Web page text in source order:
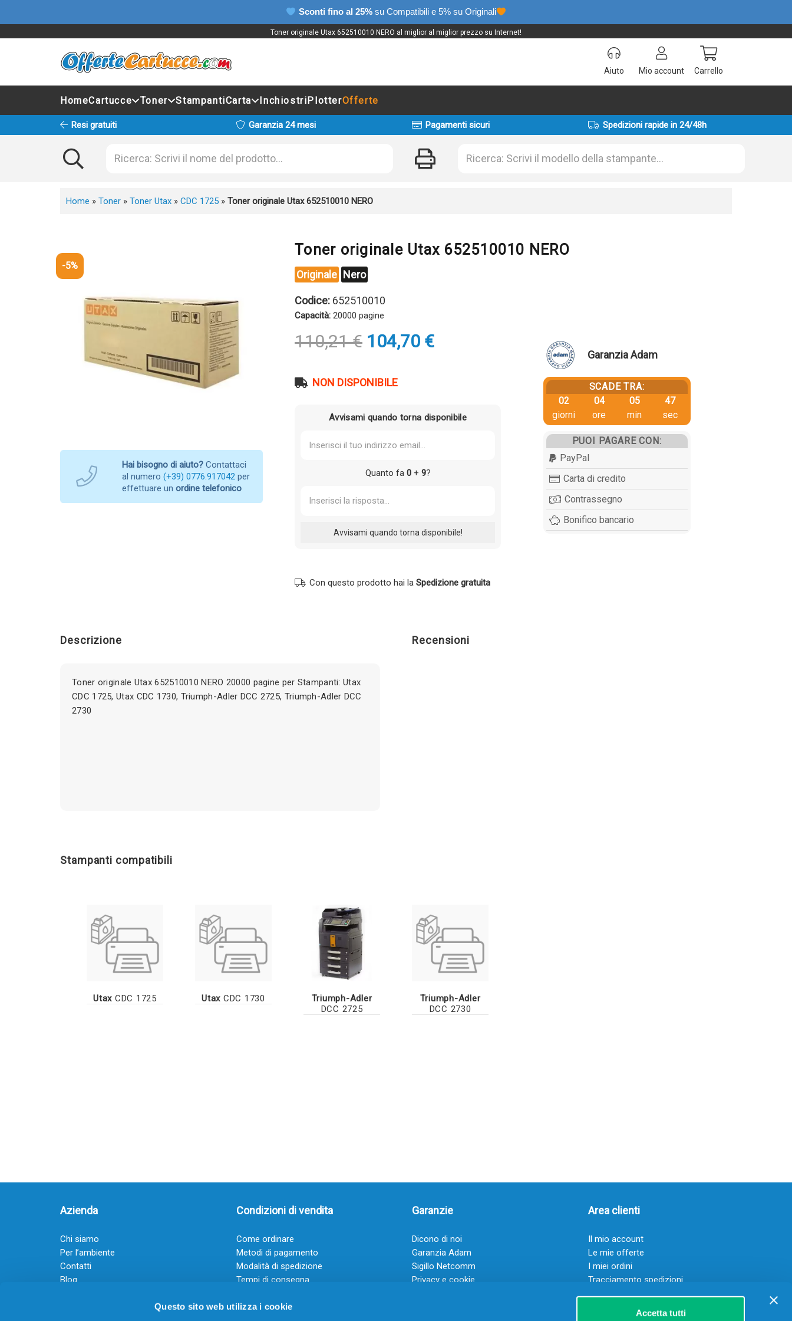
Questo sito web utilizza i cookie
Accetta tutti
Sconti fino al 25% su Compatibili e 5% su Originali
Toner originale Utax 652510010 NERO al miglior al miglior prezzo su Internet!
Aiuto Mio account Carrello
HomeCartucce Toner StampantiCarta InchiostriPlotterOfferte
Resi gratuiti Garanzia 24 mesi Pagamenti sicuri Spedizioni rapide in 24/48h
Home » Toner » Toner Utax » CDC 1725 » Toner originale Utax 652510010 NERO
-5%
Hai bisogno di aiuto? Contattaci
al numero (+39) 0776.917042 per
effettuare un ordine telefonico
Toner originale Utax 652510010 NERO
Originale Nero
Codice: 652510010
Capacità: 20000 pagine
110,21€ Il
prezzo
era:
104,70 €Il
NON DISPONIBILE
Avvisami quando torna disponibile
Quanto fa 0+ 9?
Con questo prodotto hai la Spedizione gratuita
Garanzia Adam
SCADE TRA:
02
giorni
04
ore
05
min
47
sec
PUOI PAGARE CON:
PayPal
Carta di credito
Contrassegno
Bonifico bancario
Descrizione
Toner originale Utax 652510010 NERO 20000 pagine per Stampanti: Utax
CDC 1725, Utax CDC 1730, Triumph-Adler DCC 2725, Triumph-Adler DCC
2730
Recensioni
Stampanti compatibili
Utax CDC 1725 Utax CDC 1730
Triumph-Adler
DCC 2725
Triumph-Adler
DCC 2730
Azienda
Chi siamo
Per l’ambiente
Contatti
Blog
Guadagna con il Dropship
Condizioni di vendita
Come ordinare
Metodi di pagamento
Modalità di spedizione
Tempi di consegna
Garanzie
Dicono di noi
Garanzia Adam
Sigillo Netcomm
Privacy e cookie
Area clienti
Il mio account
Le mie offerte
I miei ordini
Tracciamento spedizioni
Resi
Servizio clienti